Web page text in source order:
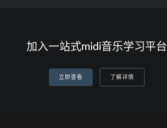
加入一站式midi音乐学习平台
立即查看 了解详情